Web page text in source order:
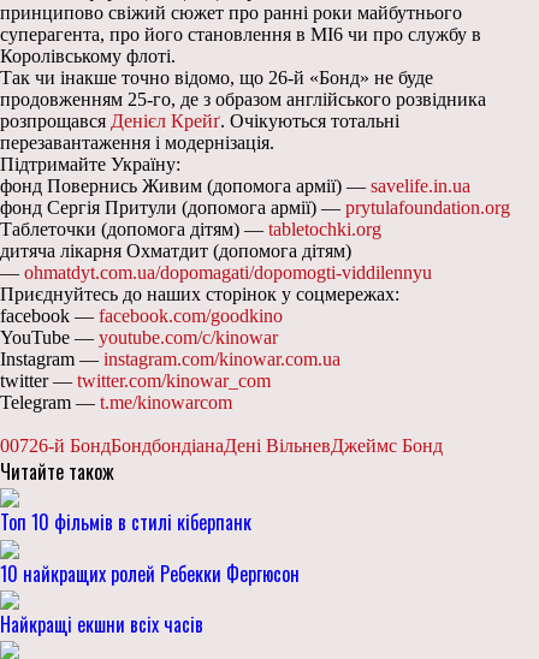
принципово свіжий сюжет про ранні роки майбутнього
суперагента, про його становлення в МІ6 чи про службу в
Королівському флоті.
Так чи інакше точно відомо, що 26-й «Бонд» не буде
продовженням 25-го, де з образом англійського розвідника
розпрощався Денієл Крейґ. Очікуються тотальні
перезавантаження і модернізація.
Підтримайте Україну:
фонд Повернись Живим (допомога армії) — savelife.in.ua
фонд Сергія Притули (допомога армії) — prytulafoundation.org
Таблеточки (допомога дітям) — tabletochki.org
дитяча лікарня Охматдит (допомога дітям)
— ohmatdyt.com.ua/dopomagati/dopomogti-viddilennyu
Приєднуйтесь до наших сторінок у соцмережах:
facebook — facebook.com/goodkino
YouTube — youtube.com/c/kinowar
Instagram — instagram.com/kinowar.com.ua
twitter — twitter.com/kinowar_com
Telegram — t.me/kinowarcom
00726-й БондБондбондіанаДені ВільневДжеймс Бонд
Читайте також
Топ 10 фільмів в стилі кіберпанк
10 найкращих ролей Ребекки Фергюсон
Найкращі екшни всіх часів